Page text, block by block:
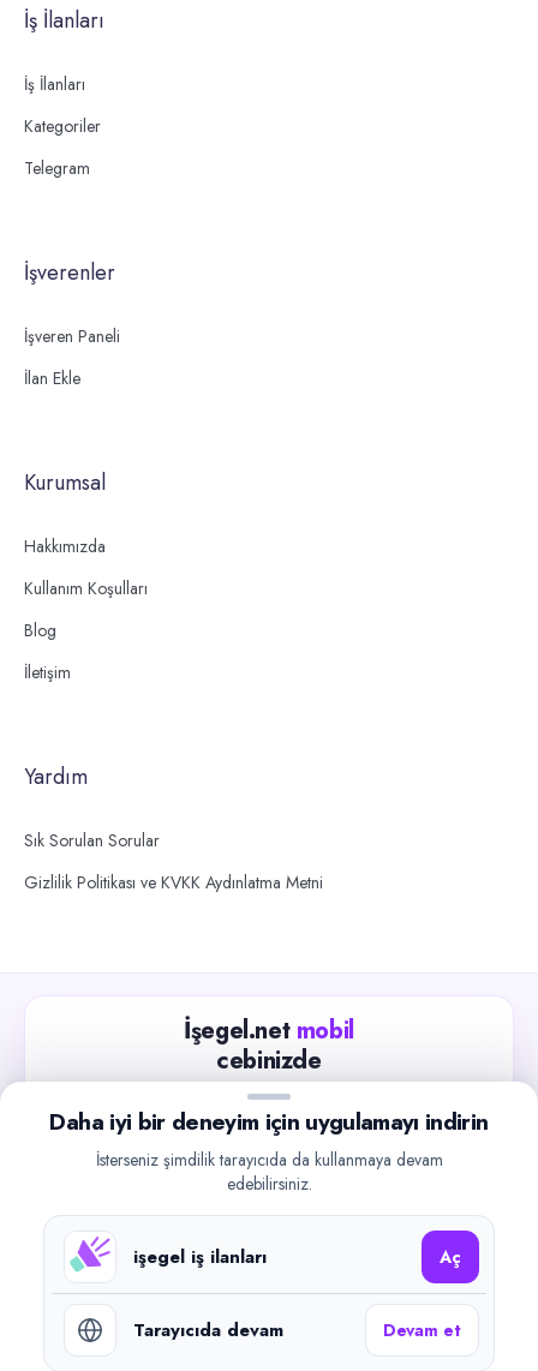
İş İlanları
İş İlanları
Kategoriler
Telegram
İşverenler
İşveren Paneli
İlan Ekle
Kurumsal
Hakkımızda
Kullanım Koşulları
Blog
İletişim
Yardım
Sık Sorulan Sorular
Gizlilik Politikası ve KVKK Aydınlatma Metni
İşegel.net mobil
cebinizde
Güncel iş ilanlarını takip edin, işverenlerle hızlıca
iletişime geçin.
Google Play
©2026işegel.net. Tüm hakları saklıdır.
Daha iyi bir deneyim için uygulamayı indirin
İsterseniz şimdilik tarayıcıda da kullanmaya devam
edebilirsiniz.
işegel iş ilanları Aç
Tarayıcıda devam Devam et